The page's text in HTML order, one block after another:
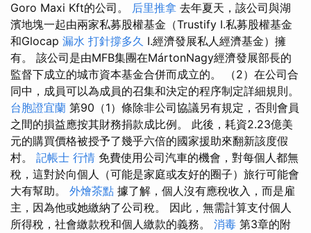
Goro Maxi Kft的公司。 后里推拿 去年夏天，該公司與湖
濱地塊一起由兩家私募股權基金（Trustify I.私募股權基金
和Glocap 漏水 打針撐多久 I.經濟發展私人經濟基金）擁
有。 該公司是由MFB集團在MártonNagy經濟發展部長的
監督下成立的城市資本基金合併而成立的。 （2）在公司合
同中，成員可以為成員的召集和決定的程序制定詳細規則。
台胞證宜蘭 第90（1）條除非公司協議另有規定，否則會員
之間的損益應按其財務捐款成比例。 此後，耗資2.23億美
元的購買價格被授予了幾乎六倍的國家援助來翻新該度假
村。 記帳士 行情 免費使用公司汽車的機會，對每個人都無
稅，這對於向個人（可能是家庭或友好的圈子）旅行可能會
大有幫助。 外燴茶點 據了解，個人沒有應稅收入，而是雇
主，因為他或她繳納了公司稅。 因此，無需計算支付個人
所得稅，社會繳款稅和個人繳款的義務。 消毒 第3章的附